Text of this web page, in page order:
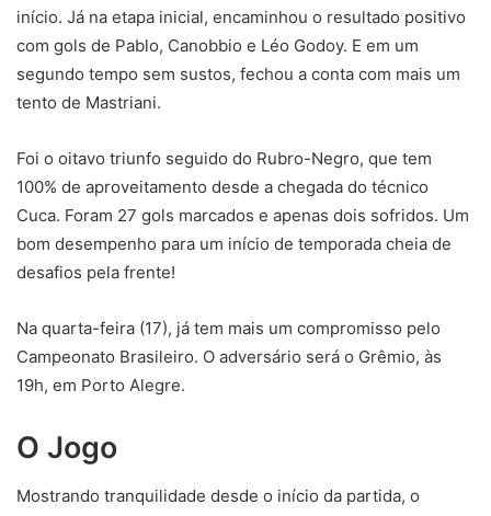
início. Já na etapa inicial, encaminhou o resultado positivo
com gols de Pablo, Canobbio e Léo Godoy. E em um
segundo tempo sem sustos, fechou a conta com mais um
tento de Mastriani.
Foi o oitavo triunfo seguido do Rubro-Negro, que tem
100% de aproveitamento desde a chegada do técnico
Cuca. Foram 27 gols marcados e apenas dois sofridos. Um
bom desempenho para um início de temporada cheia de
desafios pela frente!
Na quarta-feira (17), já tem mais um compromisso pelo
Campeonato Brasileiro. O adversário será o Grêmio, às
19h, em Porto Alegre.
O Jogo
Mostrando tranquilidade desde o início da partida, o